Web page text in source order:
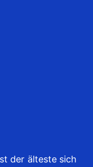
der älteste sich